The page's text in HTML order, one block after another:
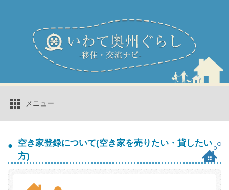
メニュー
移住コーディネーター
働く
空き家登録について(空き家を売りたい・貸したい
方)